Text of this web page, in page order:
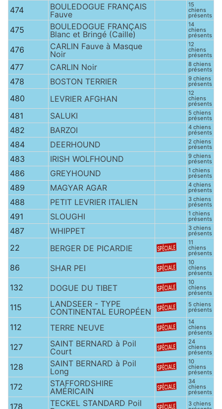
474
BOULEDOGUE FRANÇAIS
Fauve
15
chiens
présents
475
BOULEDOGUE FRANÇAIS
Blanc et Bringé (Caille)
14
chiens
présents
476
CARLIN Fauve à Masque
Noir
12
chiens
présents
477 CARLIN Noir 8 chiens
présents
478 BOSTON TERRIER 9 chiens
présents
480 LEVRIER AFGHAN
12
chiens
présents
481 SALUKI 5 chiens
présents
482 BARZOI 4 chiens
présents
484 DEERHOUND 2 chiens
présents
483 IRISH WOLFHOUND 9 chiens
présents
486 GREYHOUND 1 chiens
présents
489 MAGYAR AGAR 4 chiens
présents
488 PETIT LEVRIER ITALIEN 3 chiens
présents
491 SLOUGHI 1 chiens
présents
487 WHIPPET 3 chiens
présents
22 BERGER DE PICARDIE
11
chiens
présents
86 SHAR PEI
10
chiens
présents
132 DOGUE DU TIBET
10
chiens
présents
115
LANDSEER - TYPE
CONTINENTAL EUROPÉEN
5 chiens
présents
112 TERRE NEUVE
14
chiens
présents
127
SAINT BERNARD à Poil
Court
24
chiens
présents
128
SAINT BERNARD à Poil
Long
10
chiens
présents
172
STAFFORDSHIRE
AMÉRICAIN
34
chiens
présents
178
TECKEL STANDARD Poil
3 chiens